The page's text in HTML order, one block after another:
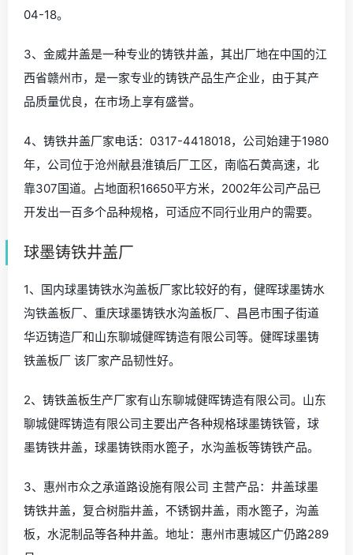
04-18。
3、金威井盖是一种专业的铸铁井盖，其出厂地在中国的江
西省赣州市，是一家专业的铸铁产品生产企业，由于其产
品质量优良，在市场上享有盛誉。
4、铸铁井盖厂家电话：0317-4418018，公司始建于1980
年，公司位于沧州献县淮镇后厂工区，南临石黄高速，北
靠307国道。占地面积16650平方米，2002年公司产品已
开发出一百多个品种规格，可适应不同行业用户的需要。
球墨铸铁井盖厂
1、国内球墨铸铁水沟盖板厂家比较好的有，健晖球墨铸水
沟铁盖板厂、重庆球墨铸铁水沟盖板厂、昌邑市围子街道
华迈铸造厂和山东聊城健晖铸造有限公司等。健晖球墨铸
铁盖板厂 该厂家产品韧性好。
2、铸铁盖板生产厂家有山东聊城健晖铸造有限公司。山东
聊城健晖铸造有限公司主要出产各种规格球墨铸铁管，球
墨铸铁井盖，球墨铸铁雨水篦子，水沟盖板等铸铁产品。
3、惠州市众之承道路设施有限公司 主营产品：井盖球墨
铸铁井盖，复合树脂井盖，不锈钢井盖，雨水篦子，沟盖
板，水泥制品等各种井盖。地址：惠州市惠城区广仍路289